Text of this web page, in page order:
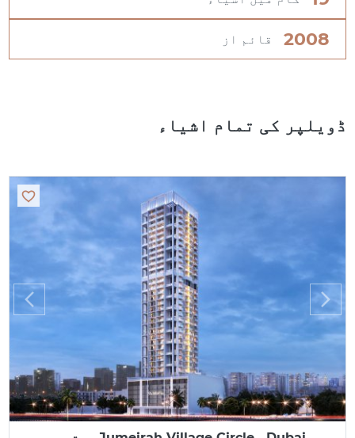
2008 قائم از
ڈویلپر کی تمام اشیاء